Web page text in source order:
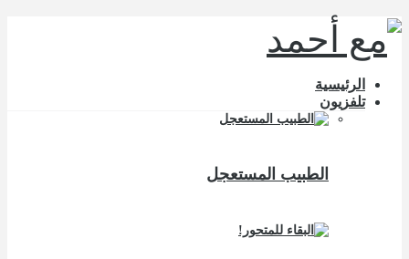
الرئيسية
تلفزيون
الطبيب المستعجل